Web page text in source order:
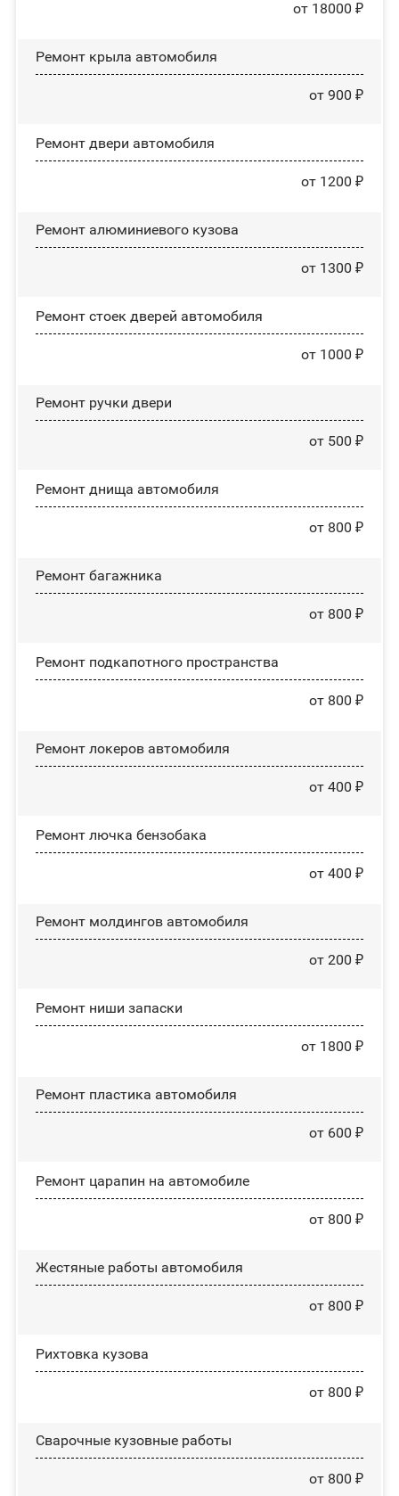
от 18000 ₽
Ремонт крыла автомобиля
от 900 ₽
Ремонт двери автомобиля
от 1200 ₽
Ремонт алюминиевого кузова
от 1300 ₽
Ремонт стоек дверей автомобиля
от 1000 ₽
Ремонт ручки двери
от 500 ₽
Ремонт днища автомобиля
от 800 ₽
Ремонт багажника
от 800 ₽
Ремонт подкапотного пространства
от 800 ₽
Ремонт лoĸepoв автомобиля
от 400 ₽
Ремонт лючка бензобака
от 400 ₽
Ремонт молдингов автомобиля
от 200 ₽
Ремонт ниши запаски
от 1800 ₽
Ремонт пластика автомобиля
от 600 ₽
Ремонт царапин на автомобиле
от 800 ₽
Жестяные работы автомобиля
от 800 ₽
Рихтовка кузова
от 800 ₽
Сварочные кузовные работы
от 800 ₽